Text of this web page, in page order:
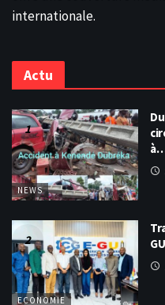
internationale.
Actu
NEWS
ECONOMIE